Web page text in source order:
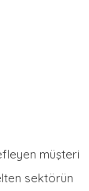
müşteri
sektörün